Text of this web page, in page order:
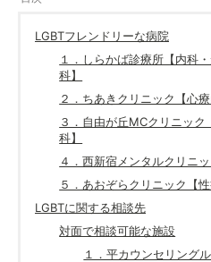
LGBTフレンドリーな病院
１．しらかば診療所【内科
科】
２．ちあきクリニック【心療
３．自由が丘MCクリニッ
科】
４．西新宿メンタルクリニッ
５．あおぞらクリニック【性
LGBTに関する相談先
対面で相談可能な施設
１．平カウンセリング